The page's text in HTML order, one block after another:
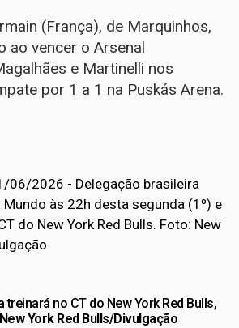
(França), de Marquinhos,
ao vencer o Arsenal
e Martinelli nos
por 1 a 1 na Puskás Arena.
no CT do New York Red Bulls,
New York Red Bulls/Divulgação